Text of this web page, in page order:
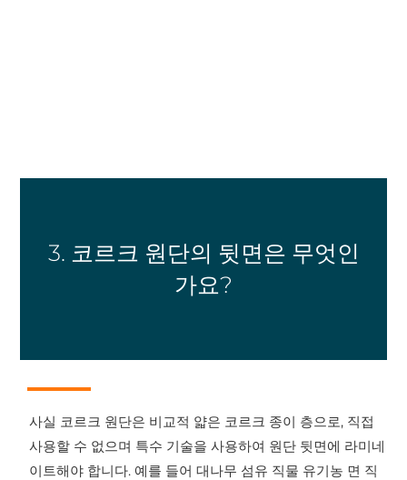
3. 코르크 원단의 뒷면은 무엇인
가요?
사실 코르크 원단은 비교적 얇은 코르크 종이 층으로, 직접
사용할 수 없으며 특수 기술을 사용하여 원단 뒷면에 라미네
이트해야 합니다. 예를 들어 대나무 섬유 직물 유기농 면 직